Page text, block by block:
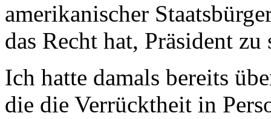
amerikanischer
das Recht hat, Präsident zu
Ich hatte damals bereits
die die Verrücktheit in